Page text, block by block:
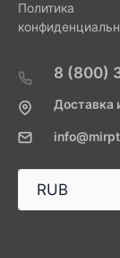
Политика
8 (800)
Доставка